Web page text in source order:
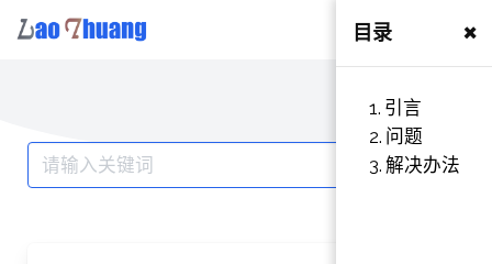
Search
for:
目录 ×
引言
问题
解决办法